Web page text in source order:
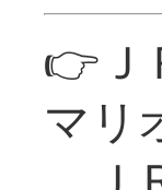
👉Ｊ
マリ